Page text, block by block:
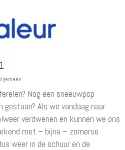
Nog een sneeuwpop
Als we vandaag naar
verdwenen en kunnen we ons
met – bijna – zomerse
weer in de schuur en de